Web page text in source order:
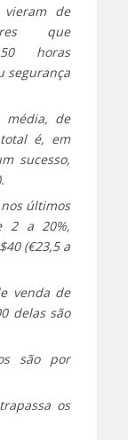
de
que
horas
segurança
média, de
é, em
sucesso,
últimos
2 a 20%,
(€23,5 a
venda de
delas são
são por
os